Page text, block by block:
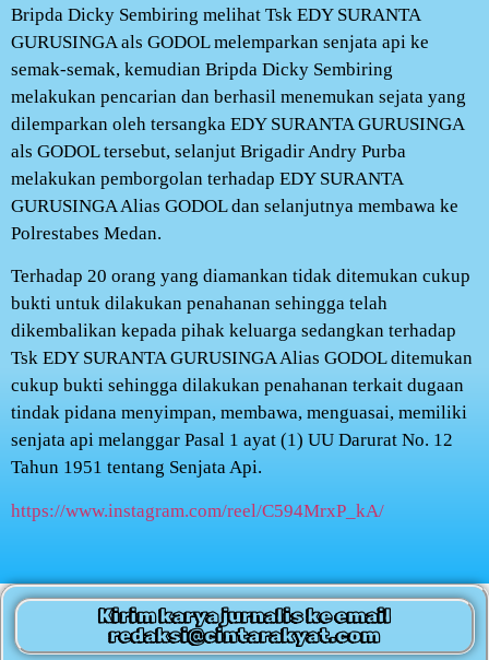
Bripda Dicky Sembiring melihat Tsk EDY SURANTA
GURUSINGA als GODOL melemparkan senjata api ke
semak-semak, kemudian Bripda Dicky Sembiring
melakukan pencarian dan berhasil menemukan sejata yang
dilemparkan oleh tersangka EDY SURANTA GURUSINGA
als GODOL tersebut, selanjut Brigadir Andry Purba
melakukan pemborgolan terhadap EDY SURANTA
GURUSINGA Alias GODOL dan selanjutnya membawa ke
Polrestabes Medan.
Terhadap 20 orang yang diamankan tidak ditemukan cukup
bukti untuk dilakukan penahanan sehingga telah
dikembalikan kepada pihak keluarga sedangkan terhadap
Tsk EDY SURANTA GURUSINGA Alias GODOL ditemukan
cukup bukti sehingga dilakukan penahanan terkait dugaan
tindak pidana menyimpan, membawa, menguasai, memiliki
senjata api melanggar Pasal 1 ayat (1) UU Darurat No. 12
Tahun 1951 tentang Senjata Api.
https://www.instagram.com/reel/C594MrxP_kA/
Kirim karya jurnalis ke email
redaksi@cintarakyat.com